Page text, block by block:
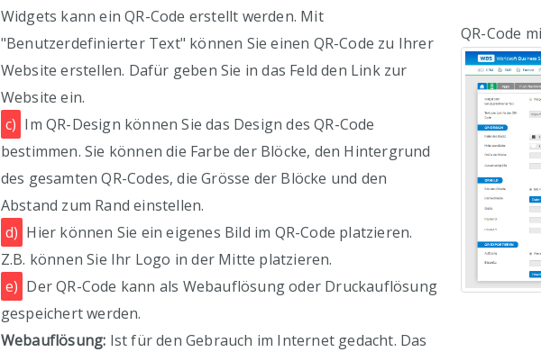
Widgets kann ein QR-Code erstellt werden. Mit
"Benutzerdefinierter Text" können Sie einen QR-Code zu Ihrer
Website erstellen. Dafür geben Sie in das Feld den Link zur
Website ein.
c) Im QR-Design können Sie das Design des QR-Code
bestimmen. Sie können die Farbe der Blöcke, den Hintergrund
des gesamten QR-Codes, die Grösse der Blöcke und den
Abstand zum Rand einstellen.
d) Hier können Sie ein eigenes Bild im QR-Code platzieren.
Z.B. können Sie Ihr Logo in der Mitte platzieren.
e) Der QR-Code kann als Webauflösung oder Druckauflösung
gespeichert werden.
Webauflösung: Ist für den Gebrauch im Internet gedacht. Das
QR-Code